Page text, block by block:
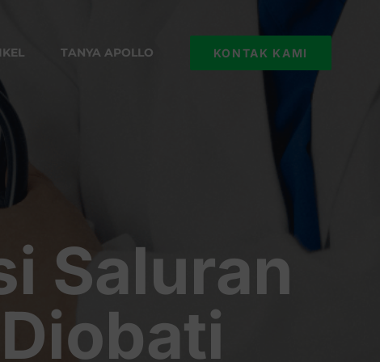
TANYA APOLLO KONTAK KAMI
Saluran